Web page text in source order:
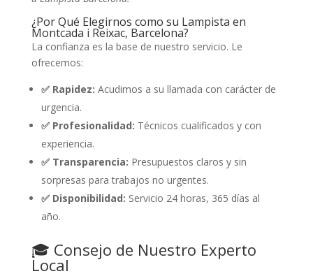
¿Por Qué Elegirnos como su Lampista en
Montcada i Reixac, Barcelona?
La confianza es la base de nuestro servicio. Le
ofrecemos:
✅ Rapidez: Acudimos a su llamada con carácter de
urgencia.
✅ Profesionalidad: Técnicos cualificados y con
experiencia.
✅ Transparencia: Presupuestos claros y sin
sorpresas para trabajos no urgentes.
✅ Disponibilidad: Servicio 24 horas, 365 días al
año.
🎓 Consejo de Nuestro Experto
Local